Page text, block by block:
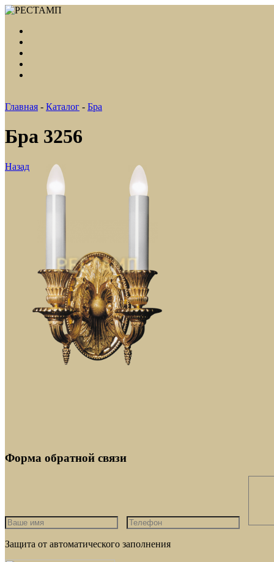
Главная - Каталог - Бра
Бра 3256
Назад
Форма обратной связи
Защита от автоматического заполнения